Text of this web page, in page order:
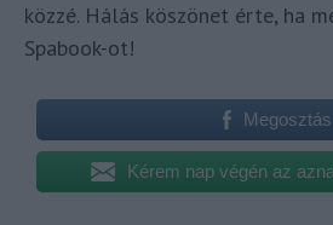
közzé. Hálás köszönet érte, ha
Spabook-ot!
Megosztás
Kérem nap végén az